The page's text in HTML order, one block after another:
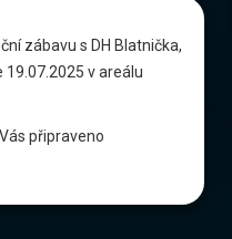
zábavu s DH Blatnička,
v areálu
připraveno